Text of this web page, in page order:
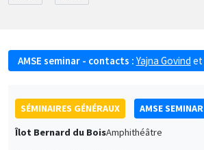
AMSE seminar - contacts : Yajna Govind et
SÉMINAIRES GÉNÉRAUX
AMSE SEMINAR
Îlot Bernard du BoisAmphithéâtre